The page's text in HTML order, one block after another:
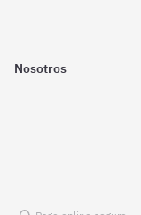
Nosotros